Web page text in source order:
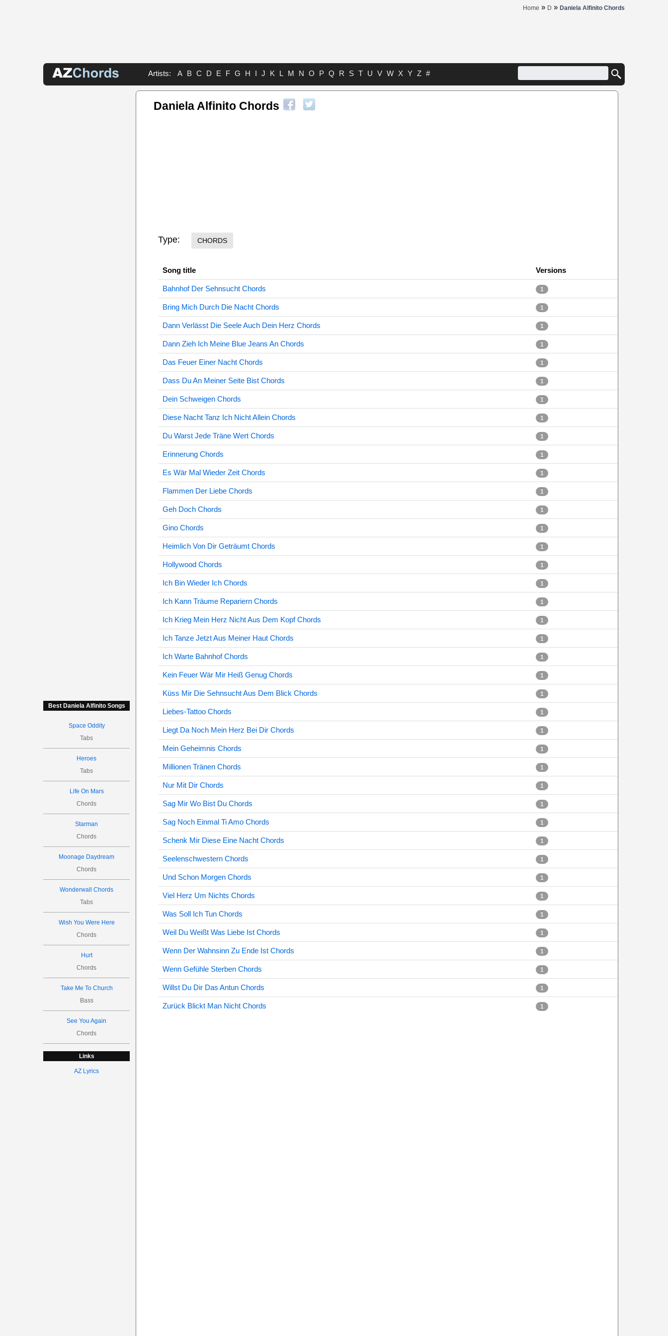
Home » D » Daniela Alfinito Chords
Artists: A B C D E F G H I J K L M N O P Q R S T U V W X Y Z #
Best Daniela Alfinito Songs
Space Oddity
Tabs
Heroes
Tabs
Life On Mars
Chords
Starman
Chords
Moonage Daydream
Chords
Wonderwall Chords
Tabs
Wish You Were Here
Chords
Hurt
Chords
Take Me To Church
Bass
See You Again
Chords
Links
AZ Lyrics
Daniela Alfinito Chords
Type: CHORDS
Song title Versions
Bahnhof Der Sehnsucht Chords 1
Bring Mich Durch Die Nacht Chords 1
Dann Verlässt Die Seele Auch Dein Herz Chords 1
Dann Zieh Ich Meine Blue Jeans An Chords 1
Das Feuer Einer Nacht Chords 1
Dass Du An Meiner Seite Bist Chords 1
Dein Schweigen Chords 1
Diese Nacht Tanz Ich Nicht Allein Chords 1
Du Warst Jede Träne Wert Chords 1
Erinnerung Chords 1
Es Wär Mal Wieder Zeit Chords 1
Flammen Der Liebe Chords 1
Geh Doch Chords 1
Gino Chords 1
Heimlich Von Dir Geträumt Chords 1
Hollywood Chords 1
Ich Bin Wieder Ich Chords 1
Ich Kann Träume Repariern Chords 1
Ich Krieg Mein Herz Nicht Aus Dem Kopf Chords 1
Ich Tanze Jetzt Aus Meiner Haut Chords 1
Ich Warte Bahnhof Chords 1
Kein Feuer Wär Mir Heiß Genug Chords 1
Küss Mir Die Sehnsucht Aus Dem Blick Chords 1
Liebes-Tattoo Chords 1
Liegt Da Noch Mein Herz Bei Dir Chords 1
Mein Geheimnis Chords 1
Millionen Tränen Chords 1
Nur Mit Dir Chords 1
Sag Mir Wo Bist Du Chords 1
Sag Noch Einmal Ti Amo Chords 1
Schenk Mir Diese Eine Nacht Chords 1
Seelenschwestern Chords 1
Und Schon Morgen Chords 1
Viel Herz Um Nichts Chords 1
Was Soll Ich Tun Chords 1
Weil Du Weißt Was Liebe Ist Chords 1
Wenn Der Wahnsinn Zu Ende Ist Chords 1
Wenn Gefühle Sterben Chords 1
Willst Du Dir Das Antun Chords 1
Zurück Blickt Man Nicht Chords 1